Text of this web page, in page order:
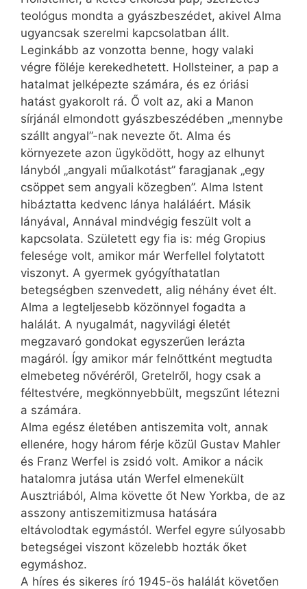
teológus mondta a gyászbeszédet, akivel Alma
ugyancsak szerelmi kapcsolatban állt.
Leginkább az vonzotta benne, hogy valaki
végre föléje kerekedhetett. Hollsteiner, a pap a
hatalmat jelképezte számára, és ez óriási
hatást gyakorolt rá. Ő volt az, aki a Manon
sírjánál elmondott gyászbeszédében „mennybe
szállt angyal”-nak nevezte őt. Alma és
környezete azon ügyködött, hogy az elhunyt
lányból „angyali műalkotást” faragjanak „egy
csöppet sem angyali közegben”. Alma Istent
hibáztatta kedvenc lánya haláláért. Másik
lányával, Annával mindvégig feszült volt a
kapcsolata. Született egy fia is: még Gropius
felesége volt, amikor már Werfellel folytatott
viszonyt. A gyermek gyógyíthatatlan
betegségben szenvedett, alig néhány évet élt.
Alma a legteljesebb közönnyel fogadta a
halálát. A nyugalmát, nagyvilági életét
megzavaró gondokat egyszerűen lerázta
magáról. Így amikor már felnőttként megtudta
elmebeteg nővéréről, Gretelről, hogy csak a
féltestvére, megkönnyebbült, megszűnt létezni
a számára.
Alma egész életében antiszemita volt, annak
ellenére, hogy három férje közül Gustav Mahler
és Franz Werfel is zsidó volt. Amikor a nácik
hatalomra jutása után Werfel elmenekült
Ausztriából, Alma követte őt New Yorkba, de az
asszony antiszemitizmusa hatására
eltávolodtak egymástól. Werfel egyre súlyosabb
betegségei viszont közelebb hozták őket
egymáshoz.
A híres és sikeres író 1945-ös halálát követően